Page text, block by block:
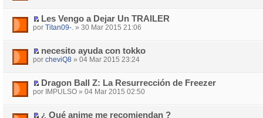
Les Vengo a Dejar Un TRAILER
por Titan09-. » 30 Mar 2015 21:06
necesito ayuda con tokko
por cheviQ8 » 04 Mar 2015 23:24
Dragon Ball Z: La Resurrección de Freezer
por IMPULSO » 04 Mar 2015 02:50
¿ Qué anime me recomiendan ?